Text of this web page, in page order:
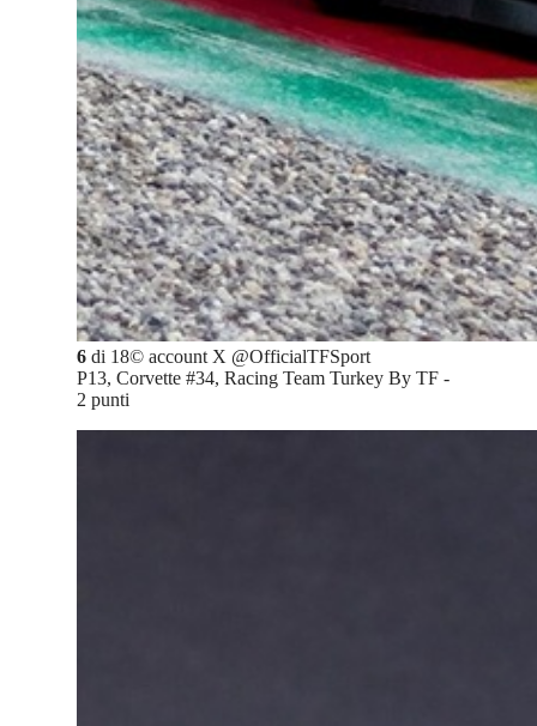
6 di 18© account X @OfficialTFSport
P13, Corvette #34, Racing Team Turkey By TF -
2 punti